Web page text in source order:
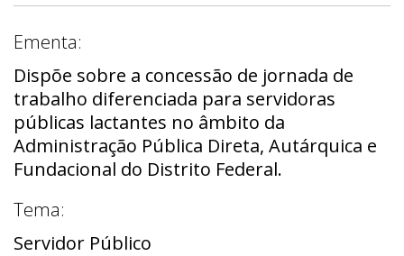
Ementa:
Dispõe sobre a concessão de jornada de
trabalho diferenciada para servidoras
públicas lactantes no âmbito da
Administração Pública Direta, Autárquica e
Fundacional do Distrito Federal.
Tema:
Servidor Público